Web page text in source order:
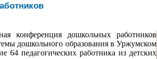
конференция дошкольных работников
дошкольного образования в Уржумском
64 педагогических работника из детских